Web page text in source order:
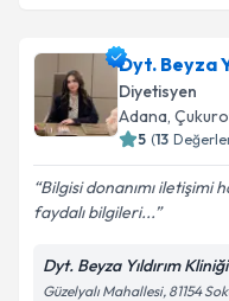
Dyt. Beyza
Diyetisyen
Adana,
5 (13
Bilgisi donanımı iletişimi
Dyt. Beyza Yıldırım Kliniği